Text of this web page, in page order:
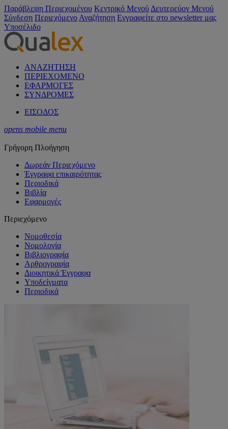
Παράβλεψη Περιεχομένου Κεντρικό Μενού Δευτερεύον Μενού
Σύνδεση Περιεχόμενο Αναζήτηση Εγγραφείτε στο newsletter μας
Υποσέλιδο
ΑΝΑΖΗΤΗΣΗ
ΠΕΡΙΕΧΟΜΕΝΟ
ΕΦΑΡΜΟΓΕΣ
ΣΥΝΔΡΟΜΕΣ
ΕΙΣΟΔΟΣ
opens mobile menu
Γρήγορη Πλοήγηση
Δωρεάν Περιεχόμενο
Έγγραφα επικαιρότητας
Περιοδικά
Βιβλία
Εφαρμογές
Περιεχόμενο
Νομοθεσία
Νομολογία
Βιβλιογραφία
Αρθρογραφία
Διοικητικά Έγγραφα
Υποδείγματα
Περιοδικά